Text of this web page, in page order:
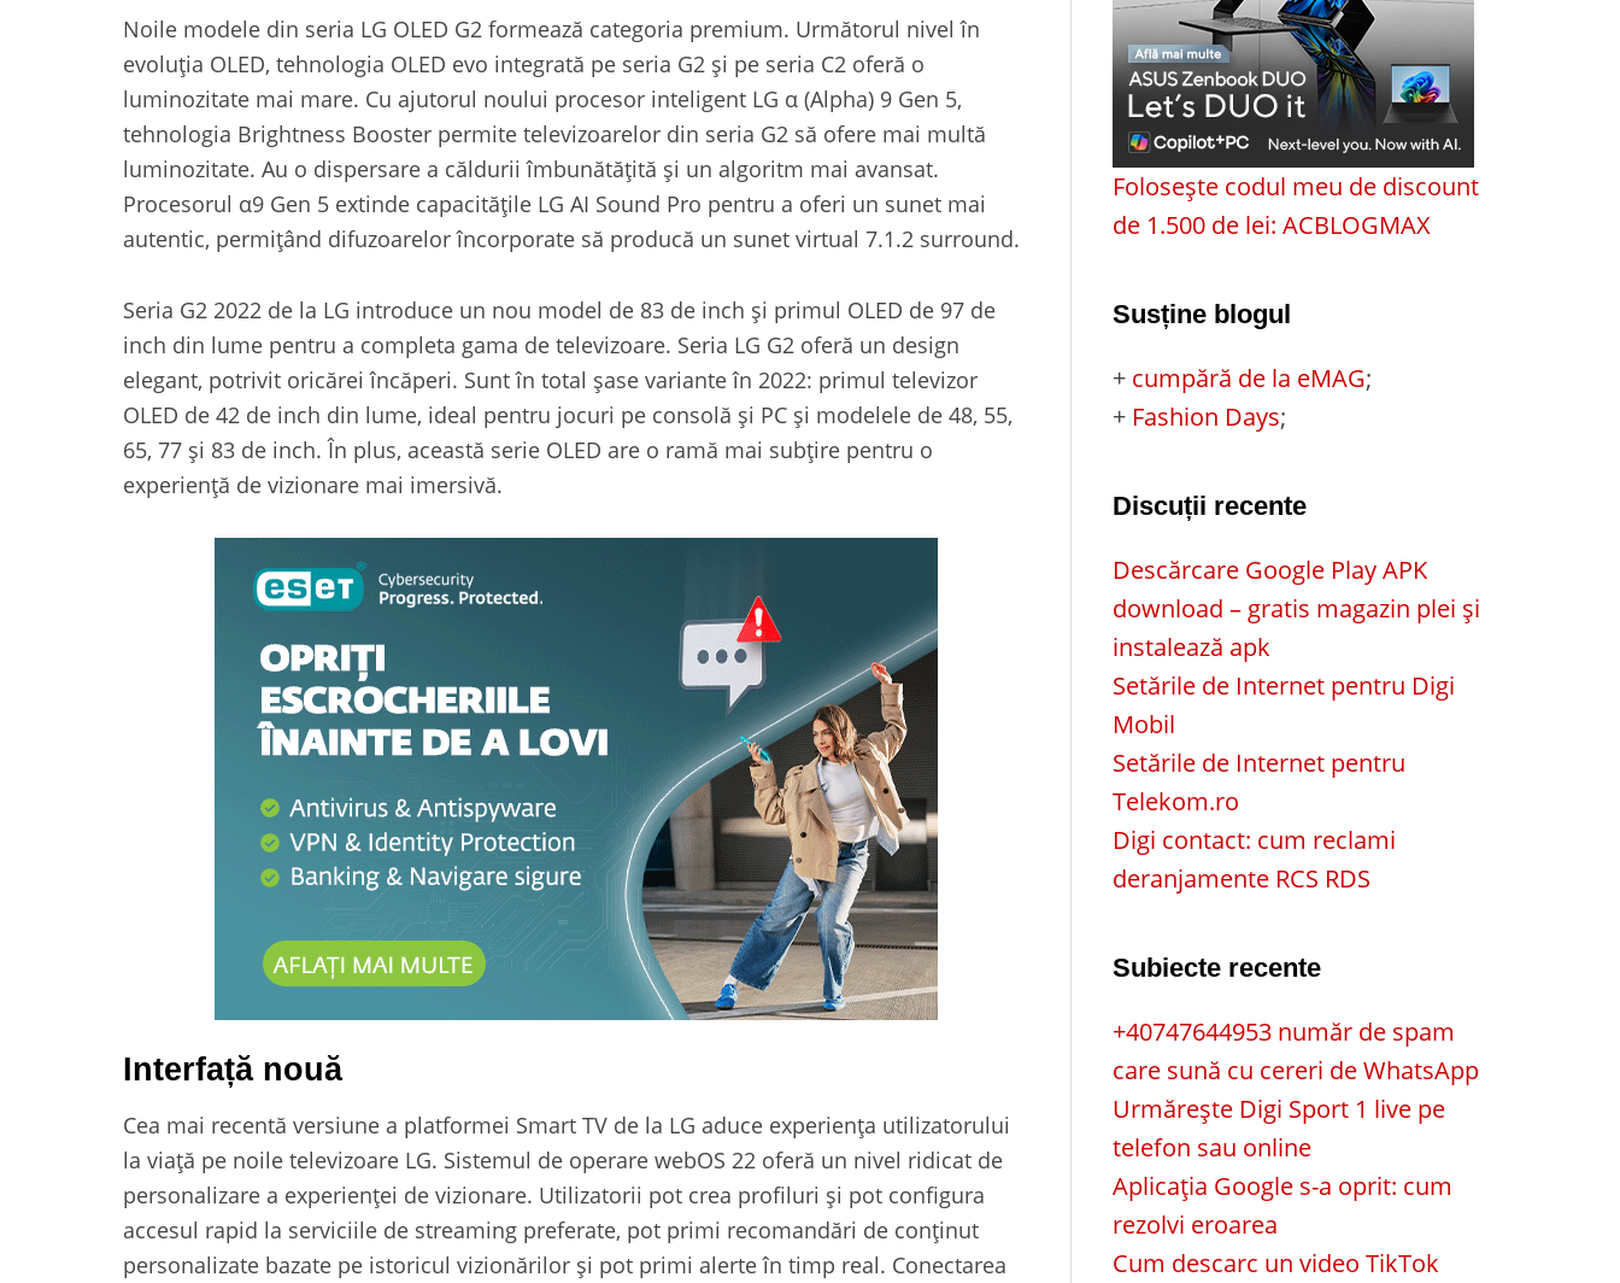
Noile modele din seria LG OLED G2 formează categoria premium. Următorul nivel în
evoluția OLED, tehnologia OLED evo integrată pe seria G2 și pe seria C2 oferă o
luminozitate mai mare. Cu ajutorul noului procesor inteligent LG α (Alpha) 9 Gen 5,
tehnologia Brightness Booster permite televizoarelor din seria G2 să ofere mai multă
luminozitate. Au o dispersare a căldurii îmbunătățită și un algoritm mai avansat.
Procesorul α9 Gen 5 extinde capacitățile LG AI Sound Pro pentru a oferi un sunet mai
autentic, permițând difuzoarelor încorporate să producă un sunet virtual 7.1.2 surround.
Seria G2 2022 de la LG introduce un nou model de 83 de inch și primul OLED de 97 de
inch din lume pentru a completa gama de televizoare. Seria LG G2 oferă un design
elegant, potrivit oricărei încăperi. Sunt în total șase variante în 2022: primul televizor
OLED de 42 de inch din lume, ideal pentru jocuri pe consolă și PC și modelele de 48, 55,
65, 77 și 83 de inch. În plus, această serie OLED are o ramă mai subțire pentru o
experiență de vizionare mai imersivă.
Interfață nouă
Cea mai recentă versiune a platformei Smart TV de la LG aduce experiența utilizatorului
la viață pe noile televizoare LG. Sistemul de operare webOS 22 oferă un nivel ridicat de
personalizare a experienței de vizionare. Utilizatorii pot crea profiluri și pot configura
accesul rapid la serviciile de streaming preferate, pot primi recomandări de conținut
personalizate bazate pe istoricul vizionărilor și pot primi alerte în timp real. Conectarea
Folosește codul meu de discount
de 1.500 de lei: ACBLOGMAX
Susține blogul
+ cumpără de la eMAG;
+ Fashion Days;
Discuții recente
Descărcare Google Play APK
download – gratis magazin plei și
instalează apk
Setările de Internet pentru Digi
Mobil
Setările de Internet pentru
Telekom.ro
Digi contact: cum reclami
deranjamente RCS RDS
Subiecte recente
+40747644953 număr de spam
care sună cu cereri de WhatsApp
Urmărește Digi Sport 1 live pe
telefon sau online
Aplicația Google s-a oprit: cum
rezolvi eroarea
Cum descarc un video TikTok